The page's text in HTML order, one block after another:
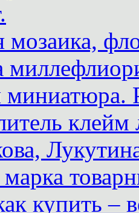
мозаика,
миниатюра.
купить –